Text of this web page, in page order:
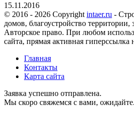
15.11.2016
© 2016 - 2026 Copyright intaer.ru -
домов, благоустройство территории,
Авторское право. При любом
сайта, прямая активная гиперссылка
Главная
Контакты
Карта сайта
Заявка успешно отправлена.
Мы скоро свяжемся с вами, ожидайте.